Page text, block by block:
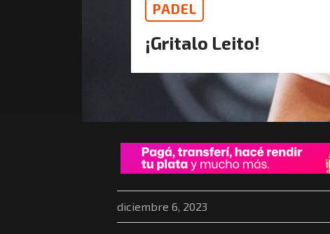
PADEL
¡Gritalo Leito!
diciembre 6, 2023